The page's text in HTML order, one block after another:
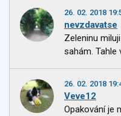
26. 02. 2018
nevzdavatse
Zeleninu
sahám. Tahle
26. 02. 2018
Veve12
Opakování je